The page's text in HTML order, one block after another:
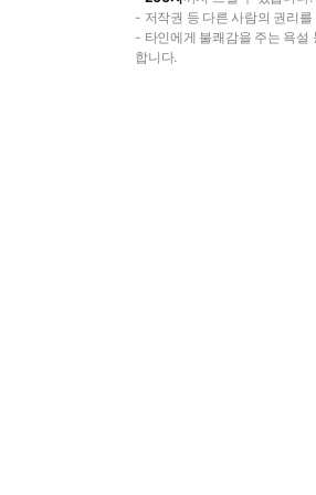
- 저작권 등 다른 사람의 권리
- 타인에게 불쾌감을 주는 욕설
합니다.